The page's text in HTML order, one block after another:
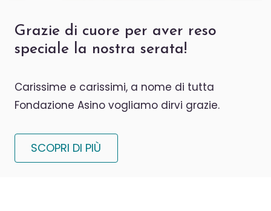
Grazie di cuore per aver reso
speciale la nostra serata!
Carissime e carissimi, a nome di tutta
Fondazione Asino vogliamo dirvi grazie.
SCOPRI DI PIÙ